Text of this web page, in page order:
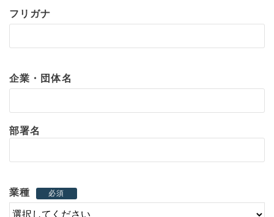
フリガナ
企業・団体名
部署名
業種 必須